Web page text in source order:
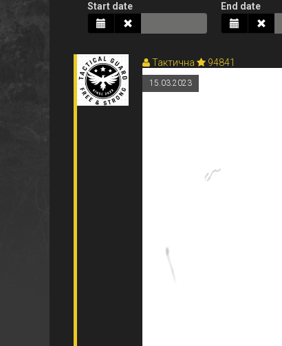
Start date End date
Тактична 94841
15.03.2023